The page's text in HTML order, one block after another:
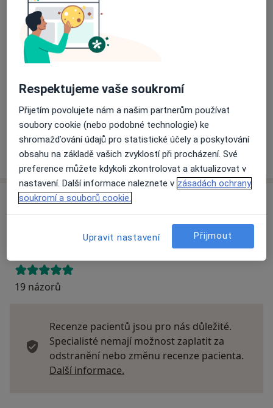
Dostupnost
Na této adrese online kalendář není aktivní
Co mám v takové situaci udělat?
Způsoby platby (soukromé návštěvy)
Na teto adrese lékař přijímá pacienty na pojišťovnu
Detaily
Víceo adrese
Názory
Přidejte svůj názor
19 názorů
Recenze pacientů jsou pro nás důležité.
Specialisté nemají možnost zaplatit za
odstranění nebo změnu recenze pacienta.
Další informace.
Respektujeme vaše soukromí
Přijetím povolujete nám a našim partnerům používat
soubory cookie (nebo podobné technologie) ke
shromažďování údajů pro statistické účely a poskytování
obsahu na základě vašich zvyklostí při procházení. Své
preference můžete kdykoli zkontrolovat a aktualizovat v
nastavení. Další informace naleznete v zásadách ochrany
soukromí a souborů cookie.
Upravit nastavení Přijmout